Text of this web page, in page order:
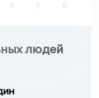
4 5 6
людей